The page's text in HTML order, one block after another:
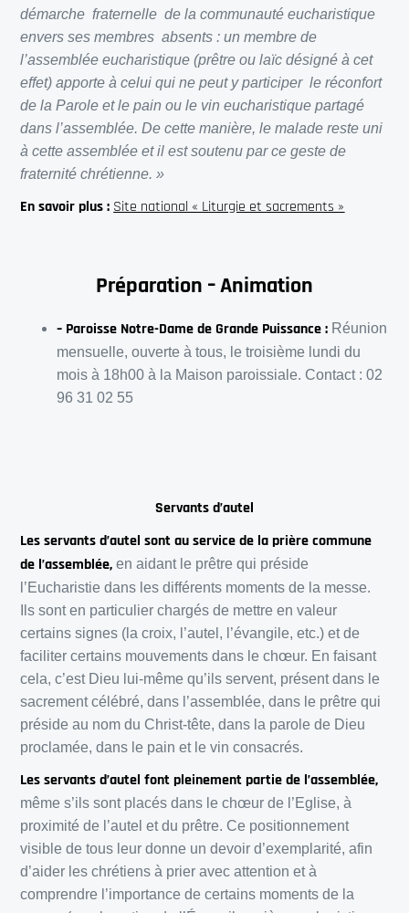
démarche fraternelle de la communauté eucharistique
envers ses membres absents : un membre de
l’assemblée eucharistique (prêtre ou laïc désigné à cet
effet) apporte à celui qui ne peut y participer le réconfort
de la Parole et le pain ou le vin eucharistique partagé
dans l’assemblée. De cette manière, le malade reste uni
à cette assemblée et il est soutenu par ce geste de
fraternité chrétienne. »
En savoir plus : Site national « Liturgie et sacrements »
Préparation – Animation
– Paroisse Notre-Dame de Grande Puissance : Réunion
mensuelle, ouverte à tous, le troisième lundi du
mois à 18h00 à la Maison paroissiale. Contact : 02
96 31 02 55
Servants d’autel
Les servants d’autel sont au service de la prière commune
de l’assemblée, en aidant le prêtre qui préside
l’Eucharistie dans les différents moments de la messe.
Ils sont en particulier chargés de mettre en valeur
certains signes (la croix, l’autel, l’évangile, etc.) et de
faciliter certains mouvements dans le chœur. En faisant
cela, c’est Dieu lui-même qu’ils servent, présent dans le
sacrement célébré, dans l’assemblée, dans le prêtre qui
préside au nom du Christ-tête, dans la parole de Dieu
proclamée, dans le pain et le vin consacrés.
Les servants d’autel font pleinement partie de l’assemblée,
même s’ils sont placés dans le chœur de l’Eglise, à
proximité de l’autel et du prêtre. Ce positionnement
visible de tous leur donne un devoir d’exemplarité, afin
d’aider les chrétiens à prier avec attention et à
comprendre l’importance de certains moments de la